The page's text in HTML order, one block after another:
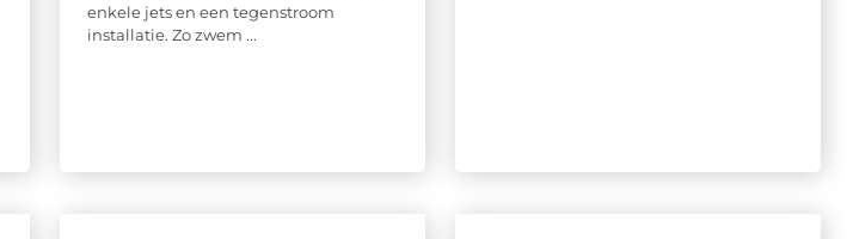
enkele jets en een tegenstroom
installatie. Zo zwem ...